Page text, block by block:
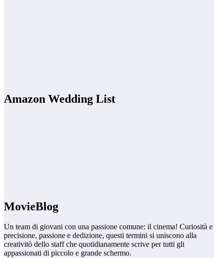
Amazon Wedding List
MovieBlog
Un team di giovani con una passione comune: il cinema! Curiosità e
precisione, passione e dedizione, questi termini si uniscono alla
creativitò dello staff che quotidianamente scrive per tutti gli
appassionati di piccolo e grande schermo.